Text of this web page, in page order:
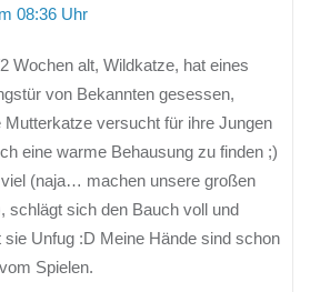
08:36 Uhr
Wochen alt, Wildkatze, hat eines
von Bekannten gesessen,
versucht für ihre Jungen
eine warme Behausung zu finden ;)
(naja… machen unsere großen
schlägt sich den Bauch voll und
Unfug :D Meine Hände sind schon
Spielen.